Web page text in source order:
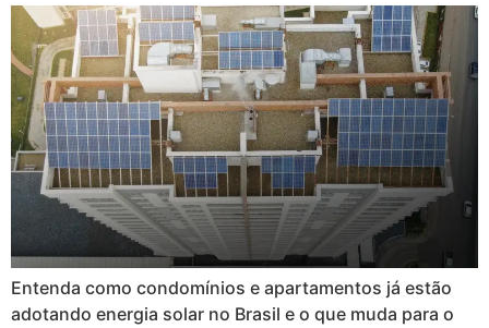
Entenda como condomínios e apartamentos já estão
adotando energia solar no Brasil e o que muda para o